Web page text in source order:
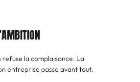
refuse la complaisance. La
entreprise passe avant tout.